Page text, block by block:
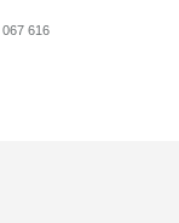
616